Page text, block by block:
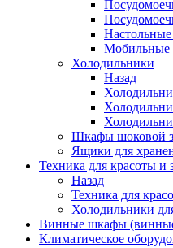
Мобильные
Холодильники
Назад
Шкафы шоковой
Ящики для
Техника для красоты и
Назад
Техника для
Холодильники
Винные шкафы
Климатическое